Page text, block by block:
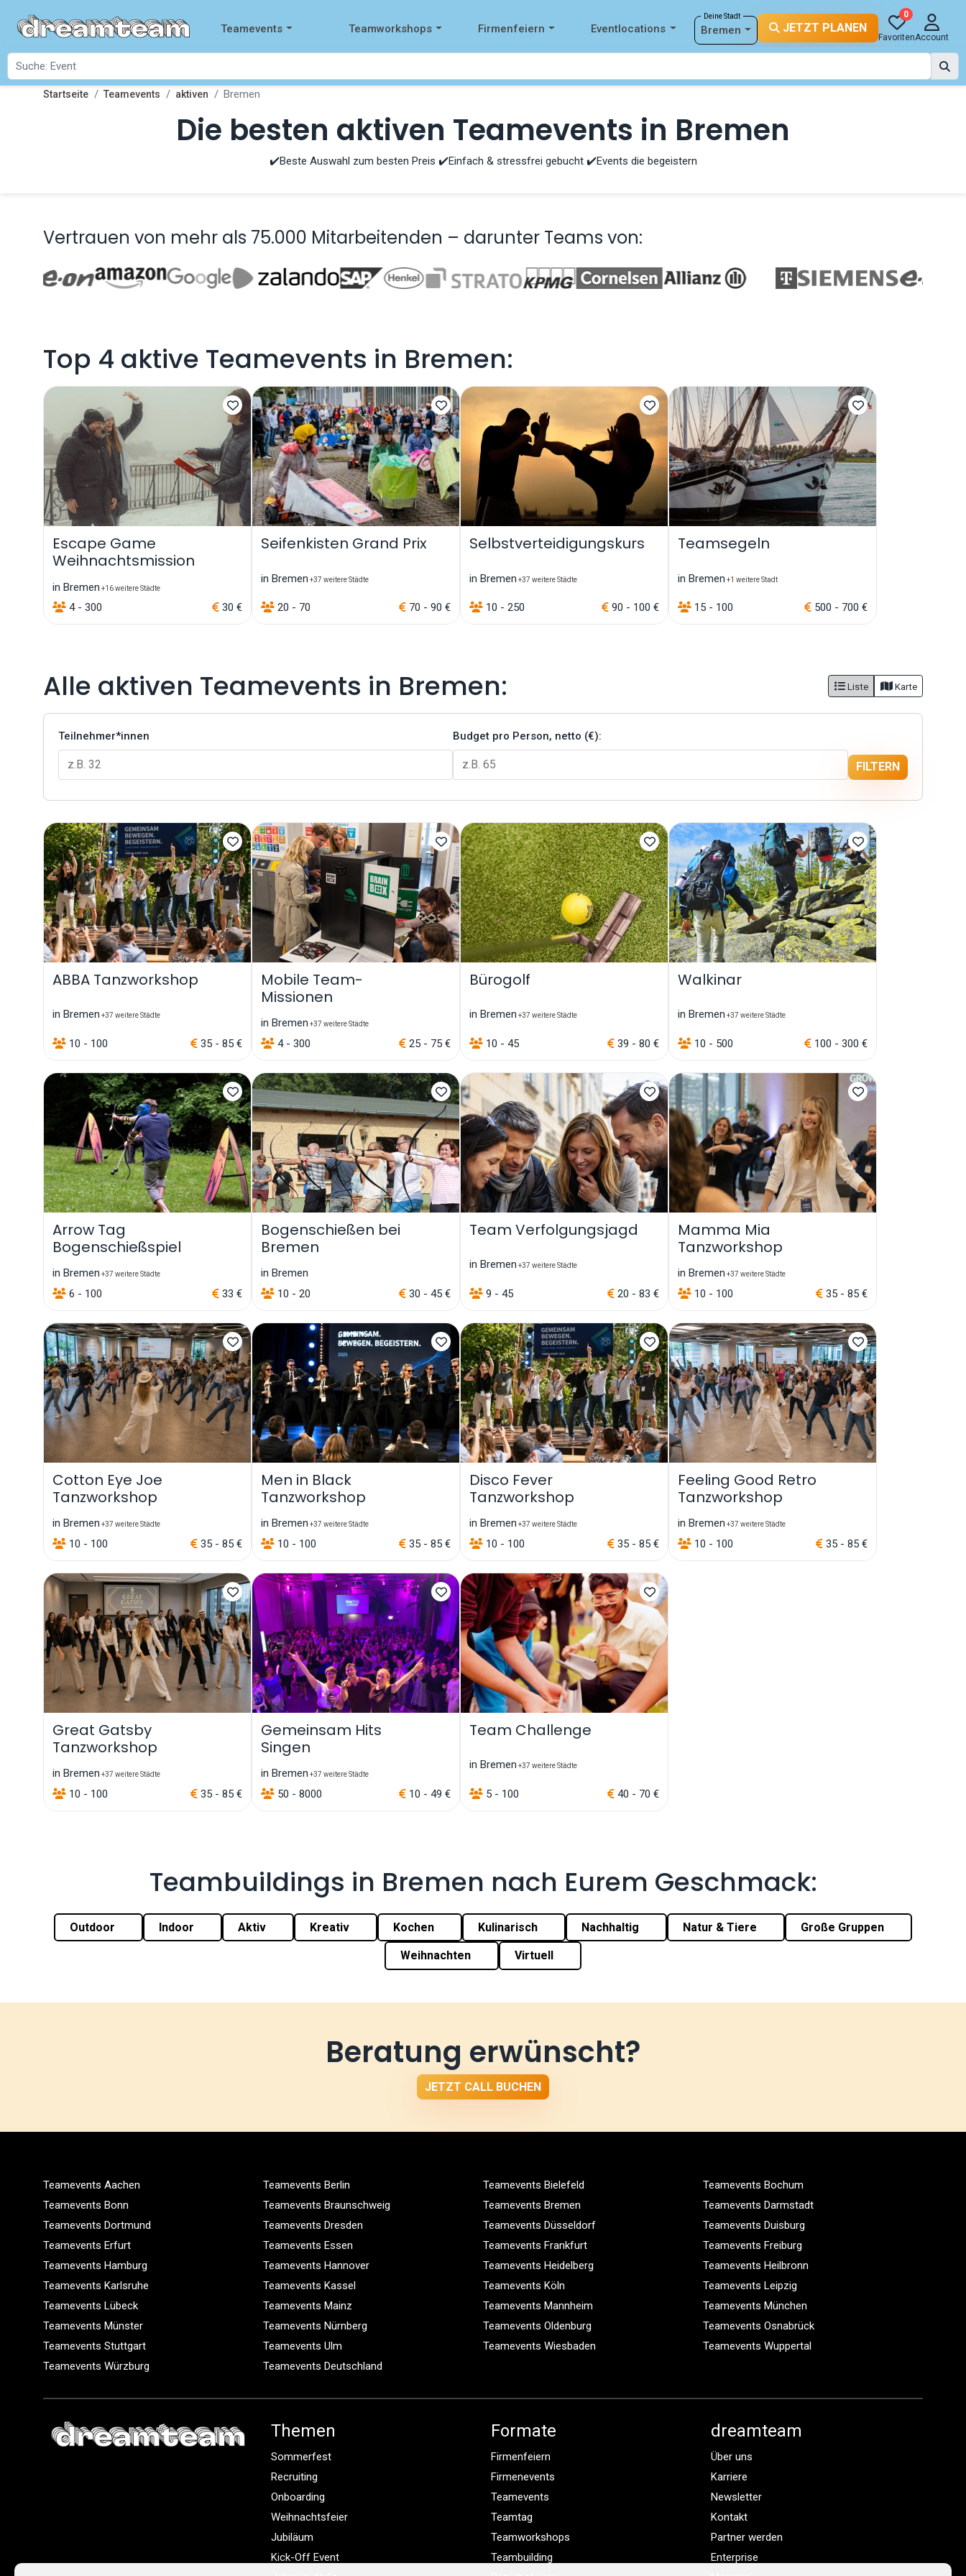
Teamevents Teamworkshops Firmenfeiern Eventlocations
Deine Stadt
Bremen JETZT PLANEN
0
FavoritenAccount
Startseite Teamevents aktiven Bremen
Die besten aktiven Teamevents in Bremen
✔️Beste Auswahl zum besten Preis ✔️Einfach & stressfrei gebucht ✔️Events die begeistern
Vertrauen von mehr als 75.000 Mitarbeitenden – darunter Teams von:
Top 4 aktive Teamevents in Bremen:
Escape Game
Weihnachtsmission
in Bremen +16 weitere Städte
4 - 300 30 €
Seifenkisten Grand Prix
in Bremen +37 weitere Städte
20 - 70 70 - 90 €
Selbstverteidigungskurs
in Bremen +37 weitere Städte
10 - 250 90 - 100 €
Teamsegeln
in Bremen +1 weitere Stadt
15 - 100 500 - 700 €
Alle aktiven Teamevents in Bremen: Liste Karte
Teilnehmer*innen Budget pro Person, netto (€):
FILTERN
ABBA Tanzworkshop
in Bremen +37 weitere Städte
10 - 100 35 - 85 €
Mobile Team-
Missionen
in Bremen +37 weitere Städte
4 - 300 25 - 75 €
Bürogolf
in Bremen +37 weitere Städte
10 - 45 39 - 80 €
Walkinar
in Bremen +37 weitere Städte
10 - 500 100 - 300 €
Arrow Tag
Bogenschießspiel
in Bremen +37 weitere Städte
6 - 100 33 €
Bogenschießen bei
Bremen
in Bremen
10 - 20
30 - 45 €
Team Verfolgungsjagd
in Bremen +37 weitere Städte
9 - 45 20 - 83 €
Mamma Mia
Tanzworkshop
in Bremen +37 weitere Städte
10 - 100 35 - 85 €
Cotton Eye Joe
Tanzworkshop
in Bremen +37 weitere Städte
10 - 100 35 - 85 €
Men in Black
Tanzworkshop
in Bremen +37 weitere Städte
10 - 100 35 - 85 €
Disco Fever
Tanzworkshop
in Bremen +37 weitere Städte
10 - 100 35 - 85 €
Feeling Good Retro
Tanzworkshop
in Bremen +37 weitere Städte
10 - 100 35 - 85 €
Great Gatsby
Tanzworkshop
in Bremen +37 weitere Städte
10 - 100 35 - 85 €
Gemeinsam Hits
Singen
in Bremen +37 weitere Städte
50 - 8000 10 - 49 €
Team Challenge
in Bremen +37 weitere Städte
5 - 100 40 - 70 €
Teambuildings in Bremen nach Eurem Geschmack:
Outdoor Indoor Aktiv Kreativ Kochen Kulinarisch Nachhaltig Natur & Tiere Große Gruppen
Weihnachten Virtuell
Beratung erwünscht?
JETZT CALL BUCHEN
Teamevents Aachen Teamevents Berlin Teamevents Bielefeld
Teamevents Bochum
Teamevents Bonn
Teamevents Braunschweig Teamevents Bremen
Teamevents Darmstadt
Teamevents Dortmund
Teamevents Dresden Teamevents Düsseldorf
Teamevents Duisburg
Teamevents Erfurt
Teamevents Essen Teamevents Frankfurt
Teamevents Freiburg
Teamevents Hamburg
Teamevents Hannover Teamevents Heidelberg
Teamevents Heilbronn
Teamevents Karlsruhe
Teamevents Kassel Teamevents Köln
Teamevents Leipzig
Teamevents Lübeck
Teamevents Mainz Teamevents Mannheim
Teamevents München
Teamevents Münster
Teamevents Nürnberg Teamevents Oldenburg
Teamevents Osnabrück
Teamevents Stuttgart
Teamevents Ulm Teamevents Wiesbaden
Teamevents Wuppertal
Teamevents Würzburg
Teamevents Deutschland
Themen
Sommerfest
Recruiting
Onboarding
Weihnachtsfeier
Jubiläum
Kick-Off Event
Formate
Firmenfeiern
Firmenevents
Teamevents
Teamtag
Teamworkshops
Teambuilding
dreamteam
Über uns
Karriere
Newsletter
Kontakt
Partner werden
Enterprise